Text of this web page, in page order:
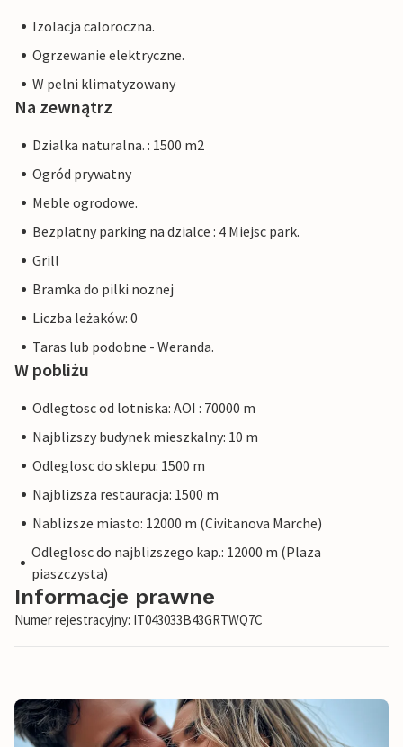
Izolacja caloroczna.
Ogrzewanie elektryczne.
W pelni klimatyzowany
Na zewnątrz
Dzialka naturalna. : 1500 m2
Ogród prywatny
Meble ogrodowe.
Bezplatny parking na dzialce : 4 Miejsc park.
Grill
Bramka do pilki noznej
Liczba leżaków: 0
Taras lub podobne - Weranda.
W pobliżu
Odlegtosc od lotniska: AOI : 70000 m
Najblizszy budynek mieszkalny: 10 m
Odleglosc do sklepu: 1500 m
Najblizsza restauracja: 1500 m
Nablizsze miasto: 12000 m (Civitanova Marche)
Odleglosc do najblizszego kap.: 12000 m (Plaza
piaszczysta)
Informacje prawne
Numer rejestracyjny: IT043033B43GRTWQ7C